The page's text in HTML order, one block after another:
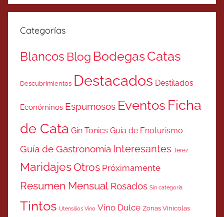
Categorías
Blancos Blog BodegasCatas
Descubrimientos Destacados Destilados
Económinos Espumosos Eventos Ficha
de Cata Gin Tonics Guía de Enoturismo
Guía de Gastronomía Interesantes Jerez
MaridajesOtros Próximamente
Resumen Mensual Rosados Sin categoría
Tintos Utensilios Vino Vino Dulce Zonas Vinicolas